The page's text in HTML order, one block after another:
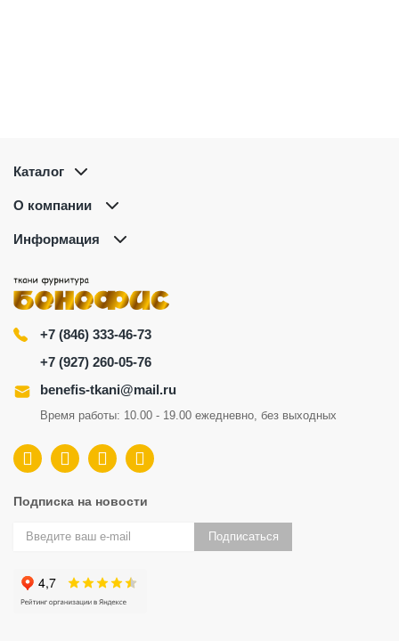
Каталог
О компании
Информация
+7 (846) 333-46-73
+7 (927) 260-05-76
benefis-tkani@mail.ru
Время работы: 10.00 - 19.00 ежедневно, без выходных
Подписка на новости
Подписаться